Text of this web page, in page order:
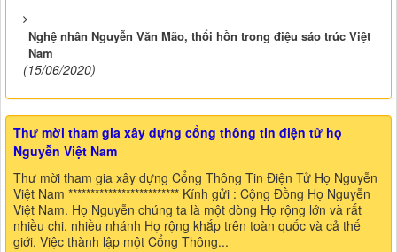
Nghệ nhân Nguyễn Văn Mão, thổi hồn trong điệu sáo trúc Việt
Nam
(15/06/2020)
Thư mời tham gia xây dựng cổng thông tin điện tử họ
Nguyễn Việt Nam
Thư mời tham gia xây dựng Cổng Thông Tin Điện Tử Họ Nguyễn
Việt Nam ************************* Kính gửi : Cộng Đồng Họ Nguyễn
Việt Nam. Họ Nguyễn chúng ta là một dòng Họ rộng lớn và rất
nhiều chi, nhiều nhánh Họ rộng khắp trên toàn quốc và cả thế
giới. Việc thành lập một Cổng Thông...